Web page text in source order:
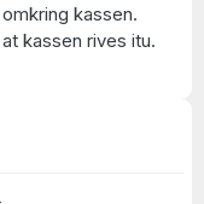
kassen.
kassen rives itu.